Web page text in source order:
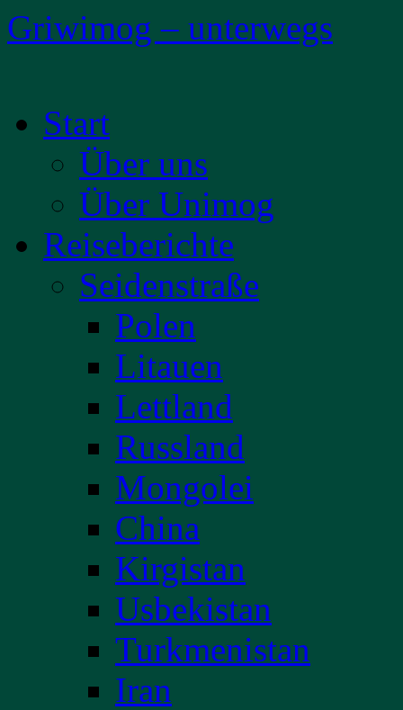
Griwimog – unterwegs
Inhalt
springenStart
Über uns
Über Unimog
Reiseberichte
Seidenstraße
Polen
Litauen
Lettland
Russland
Mongolei
China
Kirgistan
Usbekistan
Turkmenistan
Iran